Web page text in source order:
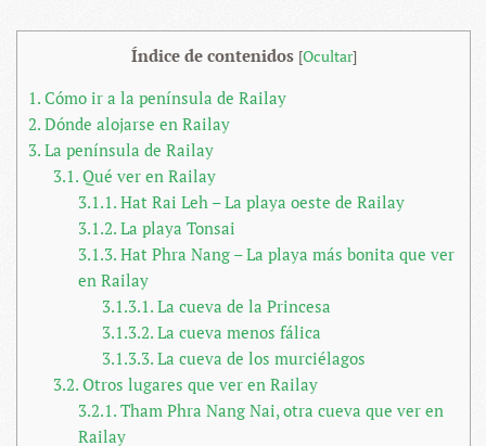
Índice de contenidos [Ocultar]
1. Cómo ir a la península de Railay
2. Dónde alojarse en Railay
3. La península de Railay
3.1.Qué ver en Railay
3.1.1.Hat Rai Leh – La playa oeste de Railay
3.1.2.La playa Tonsai
3.1.3.Hat Phra Nang – La playa más bonita que ver
en Railay
3.1.3.1. La cueva de la Princesa
3.1.3.2. La cueva menos fálica
3.1.3.3. La cueva de los murciélagos
3.2.Otros lugares que ver en Railay
3.2.1.Tham Phra Nang Nai, otra cueva que ver en
Railay